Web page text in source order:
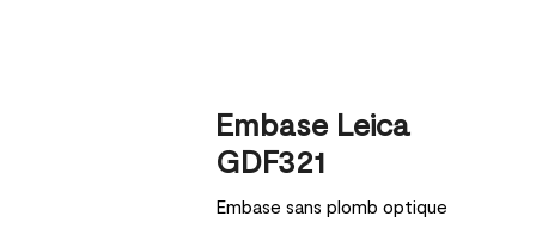
Embase Leica
GDF321
Embase sans plomb optique